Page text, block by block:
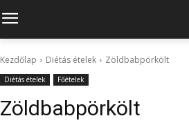
Kezdőlap Diétás ételek Zöldbabpörkölt
Diétás ételek Főételek
Zöldbabpörkölt